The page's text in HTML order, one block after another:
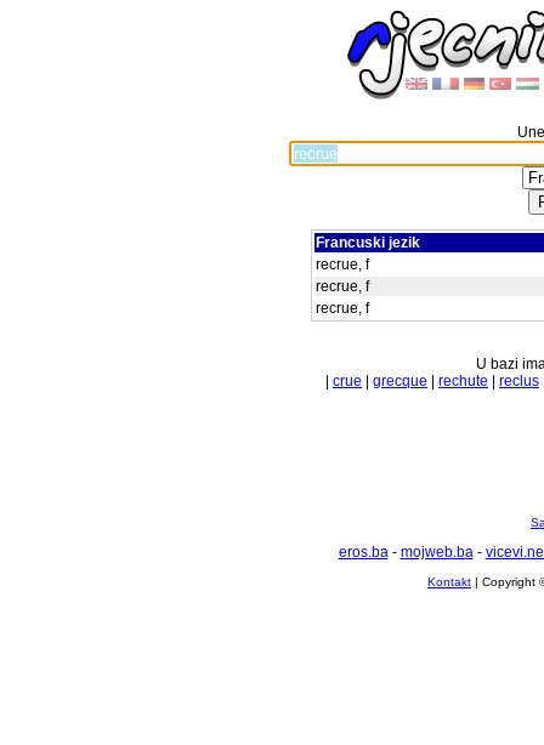
Francuski jezik
recrue, f
recrue, f
recrue, f
U bazi
crue grecque rechute reclus
eros.ba- mojweb.ba-
Kontakt | Copyright